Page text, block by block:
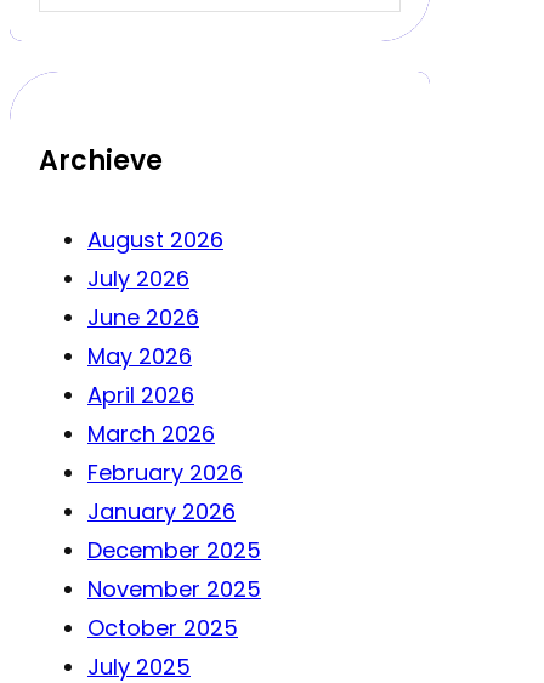
Archieve
August 2026
July 2026
June 2026
May 2026
April 2026
March 2026
February 2026
January 2026
December 2025
November 2025
October 2025
July 2025